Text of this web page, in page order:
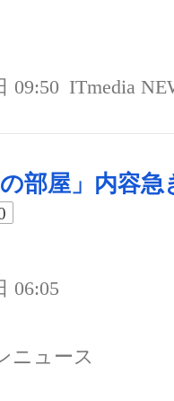
09:50 ITmedia
の部屋」内容急
06:05
ニュース